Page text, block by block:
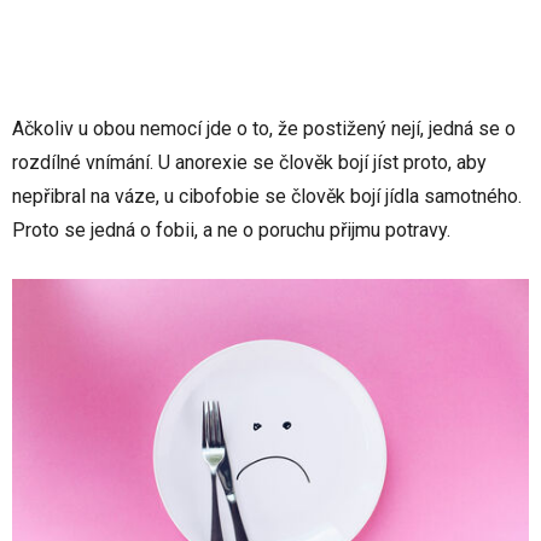
Ačkoliv u obou nemocí jde o to, že postižený nejí, jedná se o
rozdílné vnímání. U anorexie se člověk bojí jíst proto, aby
nepřibral na váze, u cibofobie se člověk bojí jídla samotného.
Proto se jedná o fobii, a ne o poruchu přijmu potravy.